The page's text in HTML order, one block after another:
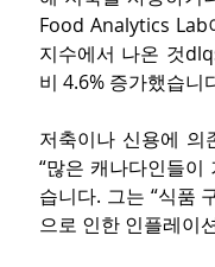
Food Analytics Lab
지수에서 나온 것
비 4.6% 증가했습니
저축이나 신용에 의
“많은 캐나다인들
습니다. 그는 “식품
으로 인한 인플레이